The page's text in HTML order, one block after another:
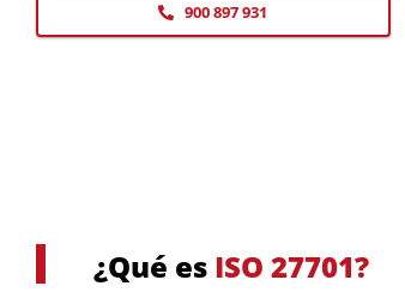
900 897 931
¿Qué es ISO 27701?